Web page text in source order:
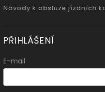
Návody k obsluze jízdních
PŘIHLÁŠENÍ
E-mail